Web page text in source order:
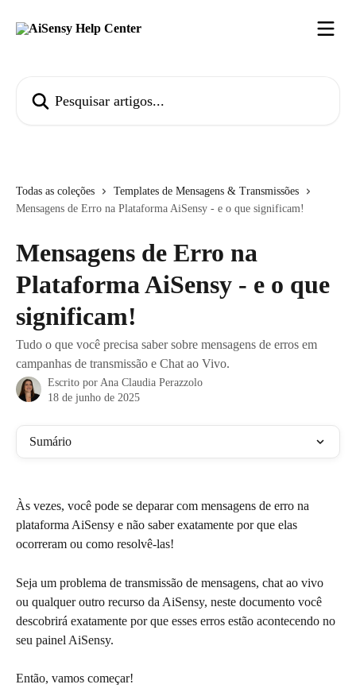
Todas as coleções
Templates de Mensagens & Transmissões
Mensagens de Erro na Plataforma AiSensy - e o que significam!
Mensagens de Erro na
Plataforma AiSensy - e o que
significam!
Tudo o que você precisa saber sobre mensagens de erros em
campanhas de transmissão e Chat ao Vivo.
Escrito por Ana Claudia Perazzolo
18 de junho de 2025
Sumário
Às vezes, você pode se deparar com mensagens de erro na
plataforma AiSensy e não saber exatamente por que elas
ocorreram ou como resolvê-las!
Seja um problema de transmissão de mensagens, chat ao vivo
ou qualquer outro recurso da AiSensy, neste documento você
descobrirá exatamente por que esses erros estão acontecendo no
seu painel AiSensy.
Então, vamos começar!